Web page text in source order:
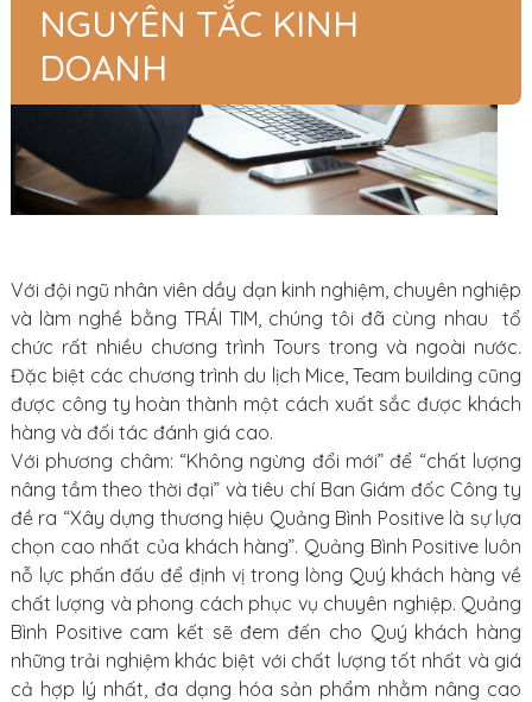
NGUYÊN TẮC KINH
DOANH
Với đội ngũ nhân viên dầy dạn kinh nghiệm, chuyên nghiệp
và làm nghề bằng TRÁI TIM, chúng tôi đã cùng nhau tổ
chức rất nhiều chương trình Tours trong và ngoài nước.
Đặc biệt các chương trình du lịch Mice, Team building cũng
được công ty hoàn thành một cách xuất sắc được khách
hàng và đối tác đánh giá cao.
Với phương châm: “Không ngừng đổi mới” để “chất lượng
nâng tầm theo thời đại” và tiêu chí Ban Giám đốc Công ty
đề ra “Xây dựng thương hiệu Quảng Bình Positive là sự lựa
chọn cao nhất của khách hàng”. Quảng Bình Positive luôn
nỗ lực phấn đấu để định vị trong lòng Quý khách hàng về
chất lượng và phong cách phục vụ chuyên nghiệp. Quảng
Bình Positive cam kết sẽ đem đến cho Quý khách hàng
những trải nghiệm khác biệt với chất lượng tốt nhất và giá
cả hợp lý nhất, đa dạng hóa sản phẩm nhằm nâng cao